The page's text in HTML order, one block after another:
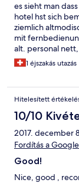
es sieht man
hotel hst sich
ziemlich
mit
alt. personal
Parkplatz, aner
modernere in
1 éjszakás utazás
Hitelesített
10/10
2017. december
Fordítás a
Good!
Nice, good ,